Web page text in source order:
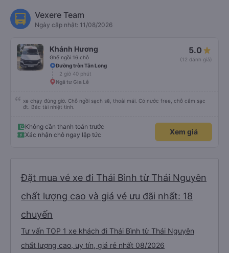
Vexere Team
Ngày cập nhật: 11/08/2026
Khánh Hương
Ghế ngồi 16 chỗ
5.0
(12 đánh giá)
Đường tròn Tân Long
2 giờ 40 phút
Ngã tư Gia Lễ
xe chạy đúng giờ. Chỗ ngồi sạch sẽ, thoải mái. Có nước free, chỗ cắm sạc
đt. Bác tài nhiệt tình.
Không cần thanh toán trước
Xác nhận chỗ ngay lập tức
Xem giá
Đặt mua vé xe đi Thái Bình từ Thái Nguyên
chất lượng cao và giá vé ưu đãi nhất: 18
chuyến
Tư vấn TOP 1 xe khách đi Thái Bình từ Thái Nguyên
chất lượng cao, uy tín, giá rẻ nhất 08/2026